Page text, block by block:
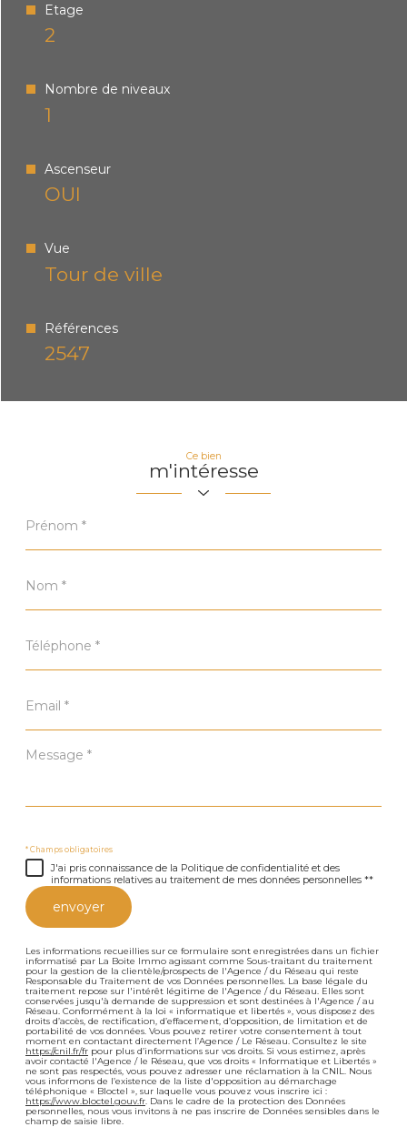
Etage
2
Nombre de niveaux
1
Ascenseur
OUI
Vue
Tour de ville
Références
2547
Ce bien
m'intéresse
*
*
*
Message
* Champs obligatoires
J'ai pris connaissance de la Politique de confidentialité et des
informations relatives au traitement de mes données personnelles **
envoyer
Les informations recueillies sur ce formulaire sont enregistrées dans un fichier
informatisé par La Boite Immo agissant comme Sous-traitant du traitement
pour la gestion de la clientèle/prospects de l'Agence / du Réseau qui reste
Responsable du Traitement de vos Données personnelles. La base légale du
traitement repose sur l'intérêt légitime de l'Agence / du Réseau. Elles sont
conservées jusqu'à demande de suppression et sont destinées à l'Agence / au
Réseau. Conformément à la loi « informatique et libertés », vous disposez des
droits d’accès, de rectification, d’effacement, d’opposition, de limitation et de
portabilité de vos données. Vous pouvez retirer votre consentement à tout
moment en contactant directement l’Agence / Le Réseau. Consultez le site
https://cnil.fr/fr pour plus d’informations sur vos droits. Si vous estimez, après
avoir contacté l'Agence / le Réseau, que vos droits « Informatique et Libertés »
ne sont pas respectés, vous pouvez adresser une réclamation à la CNIL. Nous
vous informons de l’existence de la liste d'opposition au démarchage
téléphonique « Bloctel », sur laquelle vous pouvez vous inscrire ici :
https://www.bloctel.gouv.fr . Dans le cadre de la protection des Données
personnelles, nous vous invitons à ne pas inscrire de Données sensibles dans le
champ de saisie libre.